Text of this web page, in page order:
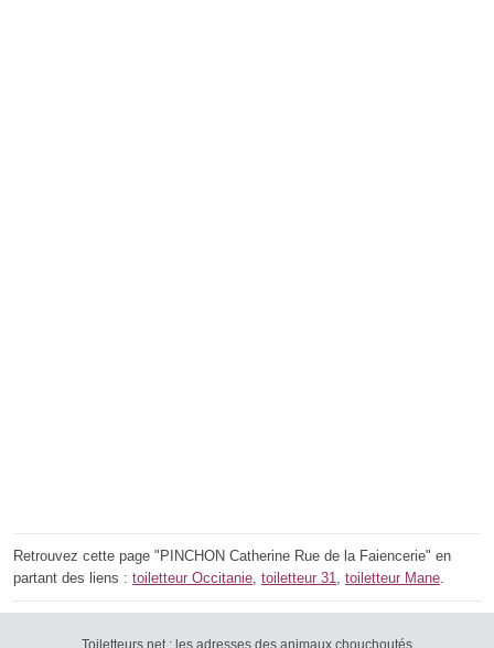
Retrouvez cette page "PINCHON Catherine Rue de la Faiencerie" en
partant des liens : toiletteur Occitanie toiletteur 31 toiletteur Mane
Toiletteurs.net : les adresses des animaux chouchoutés